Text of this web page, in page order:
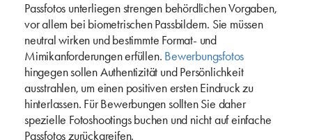
Passfotos unterliegen strengen behördlichen Vorgaben,
vor allem bei biometrischen Passbildern. Sie müssen
neutral wirken und bestimmte Format- und
Mimikanforderungen erfüllen. Bewerbungsfotos
hingegen sollen Authentizität und Persönlichkeit
ausstrahlen, um einen positiven ersten Eindruck zu
hinterlassen. Für Bewerbungen sollten Sie daher
spezielle Fotoshootings buchen und nicht auf einfache
Passfotos zurückgreifen.